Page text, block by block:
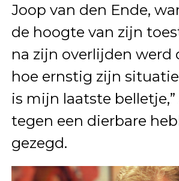
Joop van den Ende,
de hoogte van zijn
na zijn overlijden werd
hoe ernstig zijn
is mijn laatste
tegen een dierbare
gezegd.